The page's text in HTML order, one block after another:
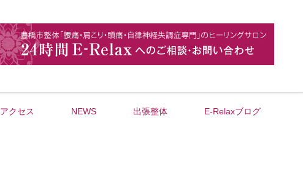
アクセス NEWS 出張整体 E-Relaxブログ